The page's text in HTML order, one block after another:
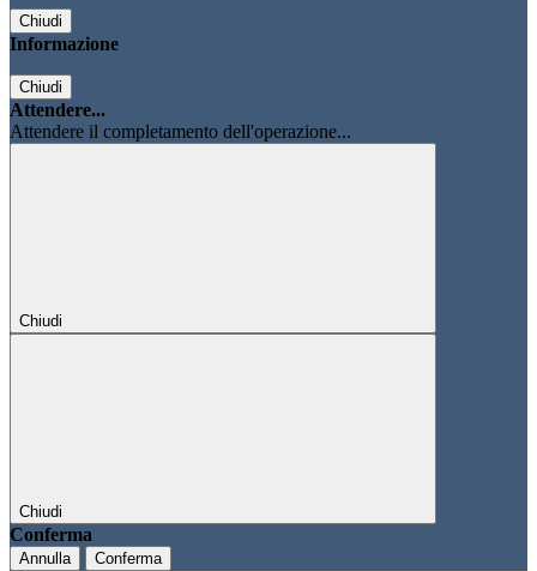
Chiudi
Informazione
Chiudi
Attendere...
Attendere il completamento dell'operazione...
Chiudi
Chiudi
Conferma
Annulla Conferma